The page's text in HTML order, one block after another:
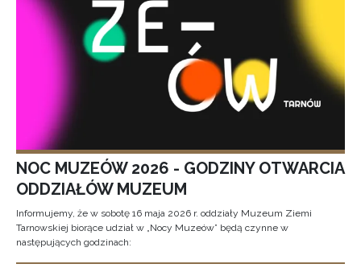
NOC MUZEÓW 2026 - GODZINY OTWARCIA
ODDZIAŁÓW MUZEUM
Informujemy, że w sobotę 16 maja 2026 r. oddziały Muzeum Ziemi
Tarnowskiej biorące udział w „Nocy Muzeów” będą czynne w
następujących godzinach: